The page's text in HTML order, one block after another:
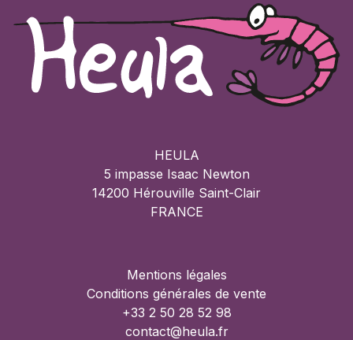
HEULA
5 impasse Isaac Newton
14200 Hérouville Saint-Clair
FRANCE
Mentions légales
Conditions générales de vente
+33 2 50 28 52 98
contact@heula.fr